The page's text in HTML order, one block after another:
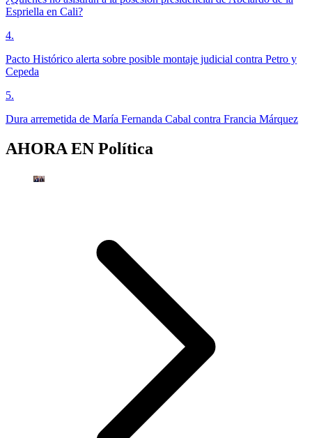
Espriella en Cali?
4.
Pacto Histórico alerta sobre posible montaje judicial contra Petro y
Cepeda
5.
Dura arremetida de María Fernanda Cabal contra Francia Márquez
AHORA EN Política